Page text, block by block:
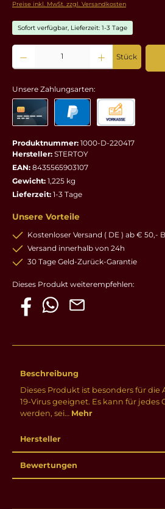
Preise inkl. MwSt. zzgl. Versandkosten
Sofort verfügbar, Lieferzeit: 1-3 Tage
Produkt Anzahl: Gib den gewünschten Wert ein
Stück
Unsere Zahlungsarten:
Produktnummer: 1000-D-220417
Hersteller: STERTOY
EAN: 8435565903107
Gewicht: 1,225 kg
Lieferzeit: 1-3 Tage
Unsere Vorteile
Kostenloser Versand ( DE ) ab € 50,-
Versand innerhalb von 24h
30 Tage Geld-Zurück-Garantie
Dieses Produkt weiterempfehlen:
Beschreibung
Dieses Produkt ist besonders für die
19-Virus geeignet. Es kann für
werden, sei… Mehr
Hersteller
Bewertungen